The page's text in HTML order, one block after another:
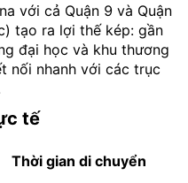
với cả Quận 9 và Quận
tạo ra lợi thế kép: gần
đại học và khu thương
nối nhanh với các trục
tế
Thời gian di chuyển